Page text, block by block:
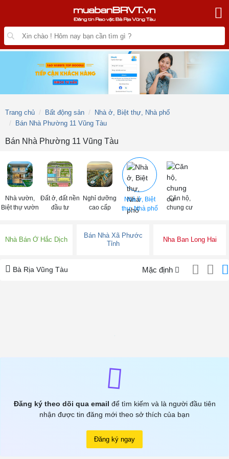
Trang chủ Bất động sản
Nhà ở, Biệt thự, Nhà phố
Bán Nhà Phường 11 Vũng Tàu
Bán Nhà Phường 11 Vũng Tàu
Nhà vườn,
Biệt thự vườn
Đất ở, đất nền
đầu tư
Nghỉ dưỡng
cao cấp
Nhà ở, Biệt
thự, Nhà phố
Căn hộ,
chung cư
Nhà Bán Ở Hắc Dịch
Bán Nhà Xã Phước
Tỉnh
Nha Ban Long Hai
Bà Rịa Vũng Tàu Mặc định
Đăng ký theo dõi qua email để tìm kiếm và là người đầu tiên
nhận được tin đăng mới theo sở thích của bạn
Đăng ký ngay